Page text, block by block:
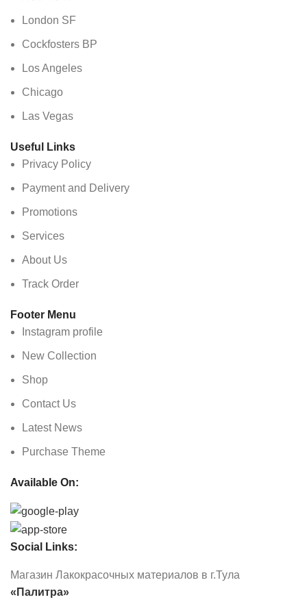
London SF
Cockfosters BP
Los Angeles
Chicago
Las Vegas
Useful Links
Privacy Policy
Payment and Delivery
Promotions
Services
About Us
Track Order
Footer Menu
Instagram profile
New Collection
Shop
Contact Us
Latest News
Purchase Theme
Available On:
Social Links:
Магазин Лакокрасочных материалов в г.Тула
«Палитра»